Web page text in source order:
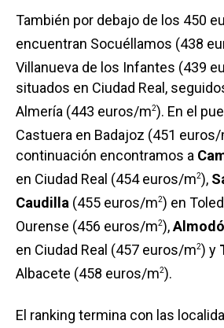
También por debajo de los 450
encuentran Socuéllamos (438
Villanueva de los Infantes (439
situados en Ciudad Real,
Almería (443 euros/m2). En el
Castuera en Badajoz (451 euros/
continuación encontramos a
en Ciudad Real (454 euros/m2),
Caudilla (455 euros/m2) en
Ourense (456 euros/m2),
en Ciudad Real (457 euros/m2) y
Albacete (458 euros/m2).
El ranking termina con las